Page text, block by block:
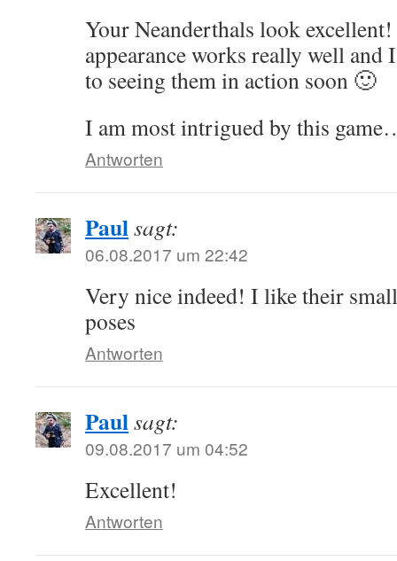
Your Neanderthals look
appearance works really well
to seeing them in action soon 🙂
I am most intrigued by this
Antworten
Paulsagt:
06.08.2017 um 22:42
Very nice indeed! I like their
poses
Antworten
Paulsagt:
09.08.2017 um 04:52
Excellent!
Antworten